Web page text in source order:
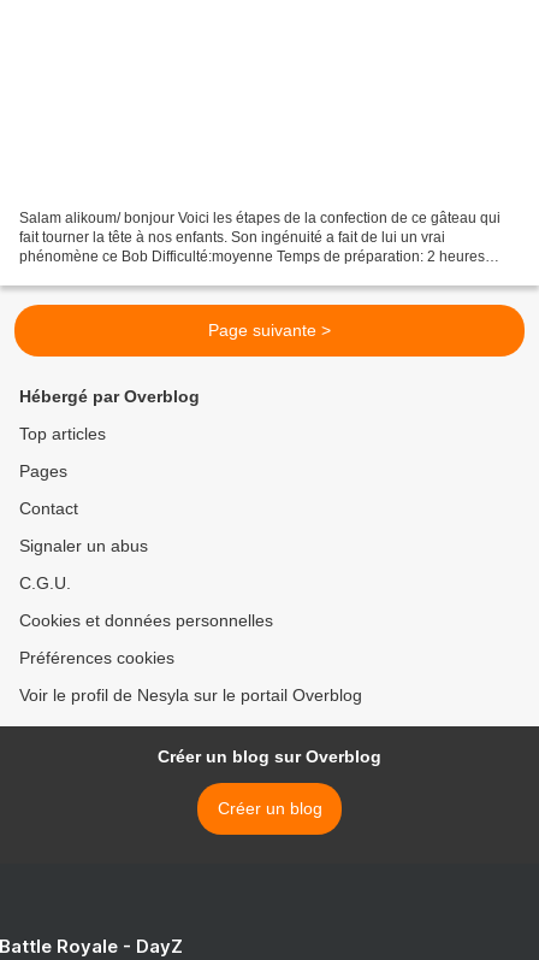
Salam alikoum/ bonjour Voici les étapes de la confection de ce gâteau qui
fait tourner la tête à nos enfants. Son ingénuité a fait de lui un vrai
phénomène ce Bob Difficulté:moyenne Temps de préparation: 2 heures
Page suivante >
Hébergé par Overblog
Top articles
Pages
Contact
Signaler un abus
C.G.U.
Cookies et données personnelles
Préférences cookies
Voir le profil de Nesyla sur le portail Overblog
Créer un blog sur Overblog
Créer un blog
Royale - DayZ